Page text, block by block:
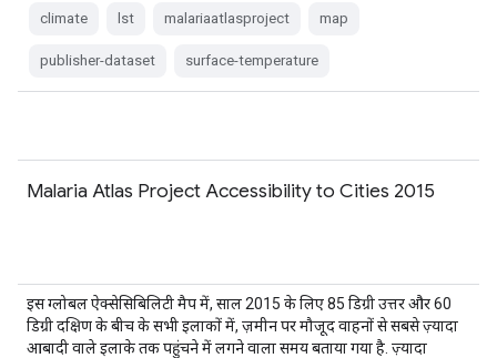
climate lst malariaatlasproject map
publisher-dataset surface-temperature
Malaria Atlas Project Accessibility to Cities 2015
इस ग्लोबल ऐक्सेसिबिलिटी मैप में, साल 2015 के लिए 85 डिग्री उत्तर और 60
डिग्री दक्षिण के बीच के सभी इलाकों में, ज़मीन पर मौजूद वाहनों से सबसे ज़्यादा
आबादी वाले इलाके तक पहुंचने में लगने वाला समय बताया गया है. ज़्यादा